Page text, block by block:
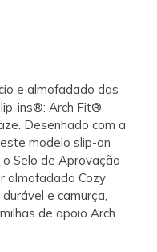
e almofadado das
ins®: Arch Fit®
Desenhado com a
modelo slip-on
Selo de Aprovação
almofadada Cozy
e camurça,
de apoio Arch